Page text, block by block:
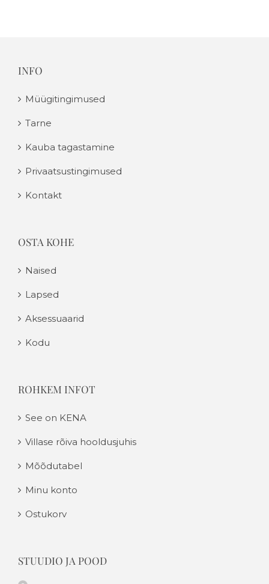
INFO
Müügitingimused
Tarne
Kauba tagastamine
Privaatsustingimused
Kontakt
OSTA KOHE
Naised
Lapsed
Aksessuaarid
Kodu
ROHKEM INFOT
See on KENA
Villase rõiva hooldusjuhis
Mõõdutabel
Minu konto
Ostukorv
STUUDIO JA POOD